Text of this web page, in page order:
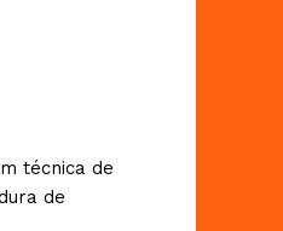
técnica de
de